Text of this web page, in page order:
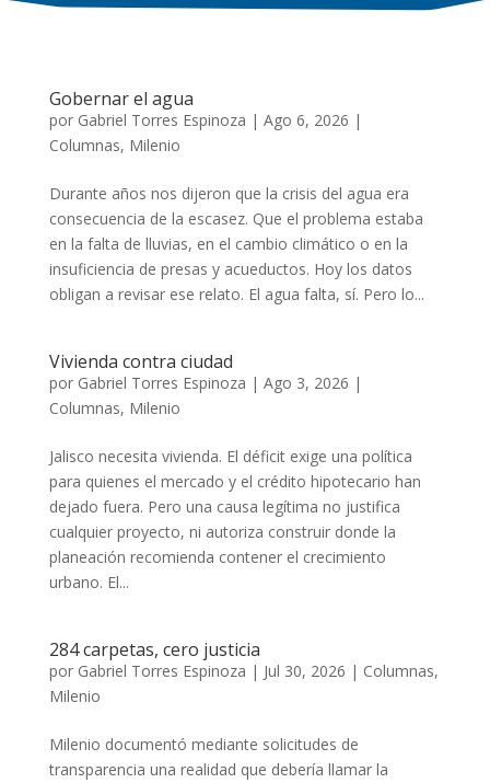
Gobernar el agua
por Gabriel Torres Espinoza | Ago 6, 2026 |
Columnas, Milenio
Durante años nos dijeron que la crisis del agua era
consecuencia de la escasez. Que el problema estaba
en la falta de lluvias, en el cambio climático o en la
insuficiencia de presas y acueductos. Hoy los datos
obligan a revisar ese relato. El agua falta, sí. Pero lo...
Vivienda contra ciudad
por Gabriel Torres Espinoza | Ago 3, 2026 |
Columnas, Milenio
Jalisco necesita vivienda. El déficit exige una política
para quienes el mercado y el crédito hipotecario han
dejado fuera. Pero una causa legítima no justifica
cualquier proyecto, ni autoriza construir donde la
planeación recomienda contener el crecimiento
urbano. El...
284 carpetas, cero justicia
por Gabriel Torres Espinoza | Jul 30, 2026 | Columnas,
Milenio
Milenio documentó mediante solicitudes de
transparencia una realidad que debería llamar la